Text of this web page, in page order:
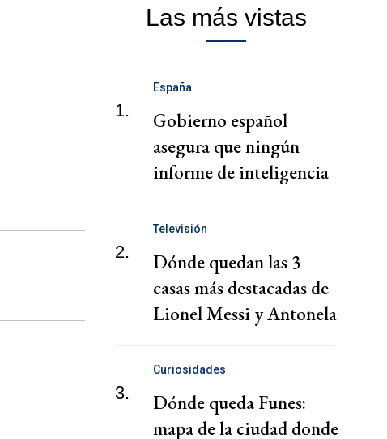
Las más vistas
1.
España
Gobierno español
asegura que ningún
informe de inteligencia
2.
Televisión
Dónde quedan las 3
casas más destacadas de
Lionel Messi y Antonela
3.
Curiosidades
Dónde queda Funes:
mapa de la ciudad donde